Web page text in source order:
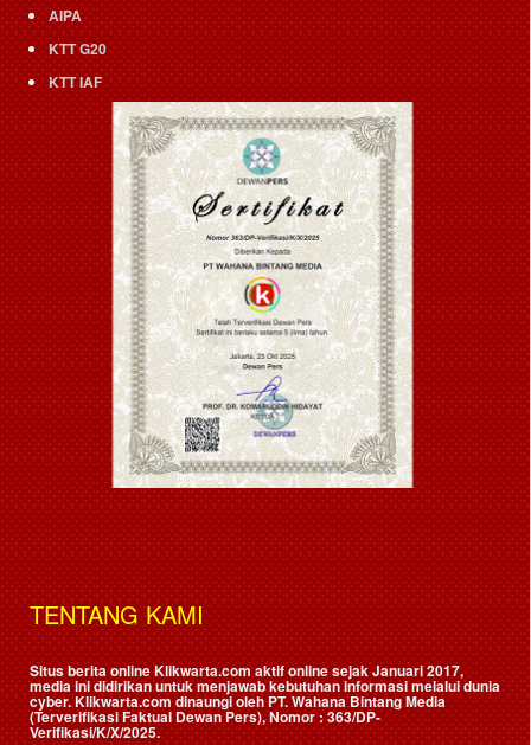
AIPA
KTT G20
KTT IAF
TENTANG KAMI
Situs berita online Klikwarta.com aktif online sejak Januari 2017,
media ini didirikan untuk menjawab kebutuhan informasi melalui dunia
cyber. Klikwarta.com dinaungi oleh PT. Wahana Bintang Media
(Terverifikasi Faktual Dewan Pers), Nomor : 363/DP-
Verifikasi/K/X/2025.